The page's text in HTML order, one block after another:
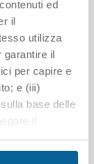
ed
il
utilizza
garantire il
per capire e
e (iii)
base delle
il
tasto in basso
tramite il